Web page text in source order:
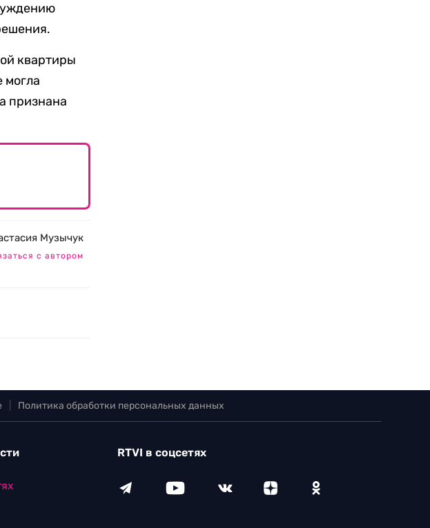
квартиры
могла
признана
Музычук
с автором
Политика обработки персональных данных
RTVI в соцсетях